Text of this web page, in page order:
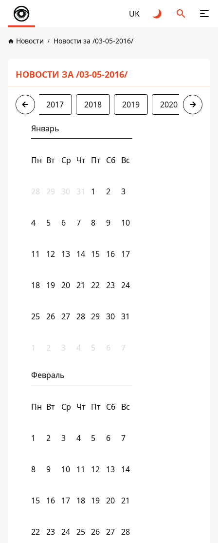
UK
Новости Новости за /03-05-2016/
НОВОСТИ ЗА /03-05-2016/
2016 2017 2018 2019 2020 2021
Январь
Пн Вт Ср Чт Пт Сб Вс
28 29 30 31 1 2 3
4 5 6 7 8 9 10
11 12 13 14 15 16 17
18 19 20 21 22 23 24
25 26 27 28 29 30 31
1 2 3 4 5 6 7
Февраль
Пн Вт Ср Чт Пт Сб Вс
1 2 3 4 5 6 7
8 9 10 11 12 13 14
15 16 17 18 19 20 21
22 23 24 25 26 27 28